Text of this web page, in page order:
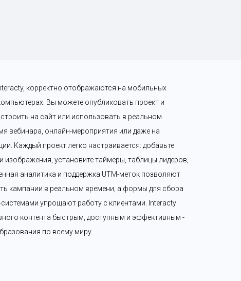
корректно отображаются на мобильных
Вы можете опубликовать проект и
на сайт или использовать в реальном
вебинара, онлайн-мероприятия или даже на
Каждый проект легко настраивается: добавьте
изображения, установите таймеры, таблицы лидеров,
аналитика и поддержка UTM-меток позволяют
кампании в реальном времени, а формы для сбора
системами упрощают работу с клиентами. Interacty
контента быстрым, доступным и эффективным -
по всему миру.